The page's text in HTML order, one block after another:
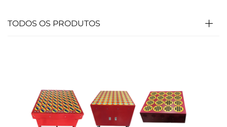
TODOS OS PRODUTOS